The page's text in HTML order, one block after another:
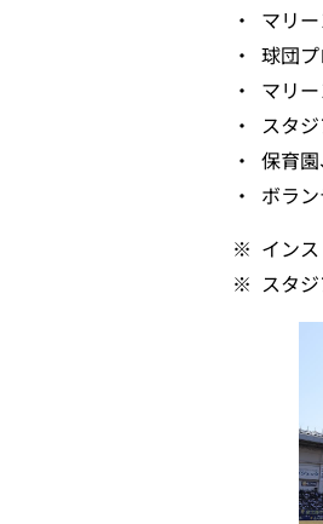
・
マリ
・ 球団
・
マリ
・
スタ
・ 保育
・
ボラ
※ イン
※ スタ